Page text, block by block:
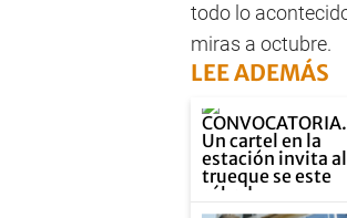
todo lo
miras a octubre.
LEE ADEMÁS